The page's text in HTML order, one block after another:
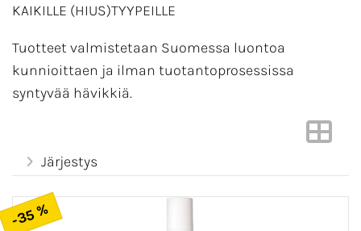
KAIKILLE (HIUS)TYYPEILLE
Tuotteet valmistetaan Suomessa luontoa
kunnioittaen ja ilman tuotantoprosessissa
syntyvää hävikkiä.
Järjestys
-35 %